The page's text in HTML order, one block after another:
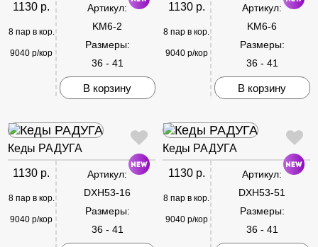
1130 р.
8 пар в кор.
9040 р/кор
Артикул:
KM6-2
Размеры:
36 - 41
В корзину
1130 р.
8 пар в кор.
9040 р/кор
Артикул:
KM6-6
Размеры:
36 - 41
В корзину
Кеды РАДУГА
1130 р.
8 пар в кор.
9040 р/кор
Артикул:
DXH53-16
Размеры:
36 - 41
Кеды РАДУГА
1130 р.
8 пар в кор.
9040 р/кор
Артикул:
DXH53-51
Размеры:
36 - 41